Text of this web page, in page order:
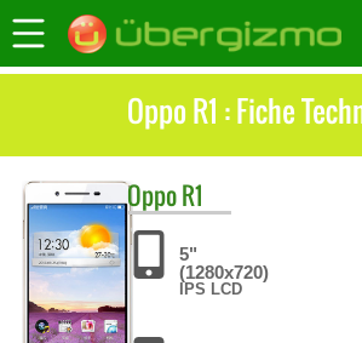
Oppo R1 : Fiche
OppoR1
5"
(1280x720)
IPS LCD